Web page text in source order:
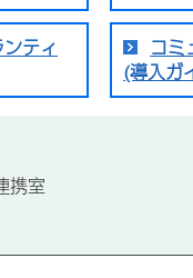
ティ
コミ
(導入ガ
携室